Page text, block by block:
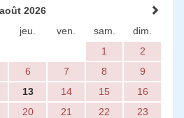
août 2026
jeu. ven. sam.
dim.
1
2
6 7 8
9
13 14 15
16
20 21 22
23